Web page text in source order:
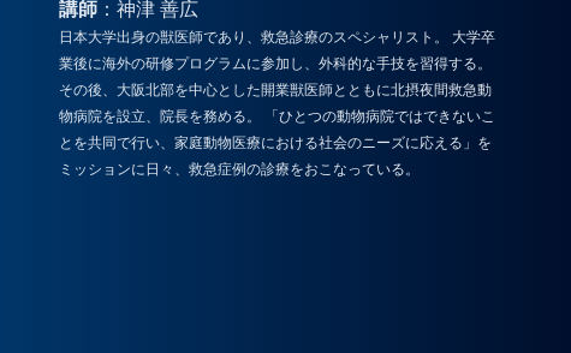
講師：神津 善広
日本大学出身の獣医師であり、救急診療のスペシャリスト。 大学卒
業後に海外の研修プログラムに参加し、外科的な手技を習得する。
その後、大阪北部を中心とした開業獣医師とともに北摂夜間救急動
物病院を設立、院長を務める。 「ひとつの動物病院ではできないこ
とを共同で行い、家庭動物医療における社会のニーズに応える」を
ミッションに日々、救急症例の診療をおこなっている。